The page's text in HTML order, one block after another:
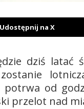
Udostępnij na X
dziś latać
potrwa od
przelot nad